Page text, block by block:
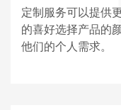
定制服务可以提供
的喜好选择产品的
他们的个人需求。